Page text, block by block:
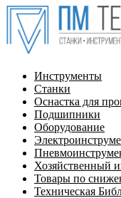
Инструменты
Станки
Оснастка для
Подшипники
Оборудование
Хозяйственный
Товары по
Техническая